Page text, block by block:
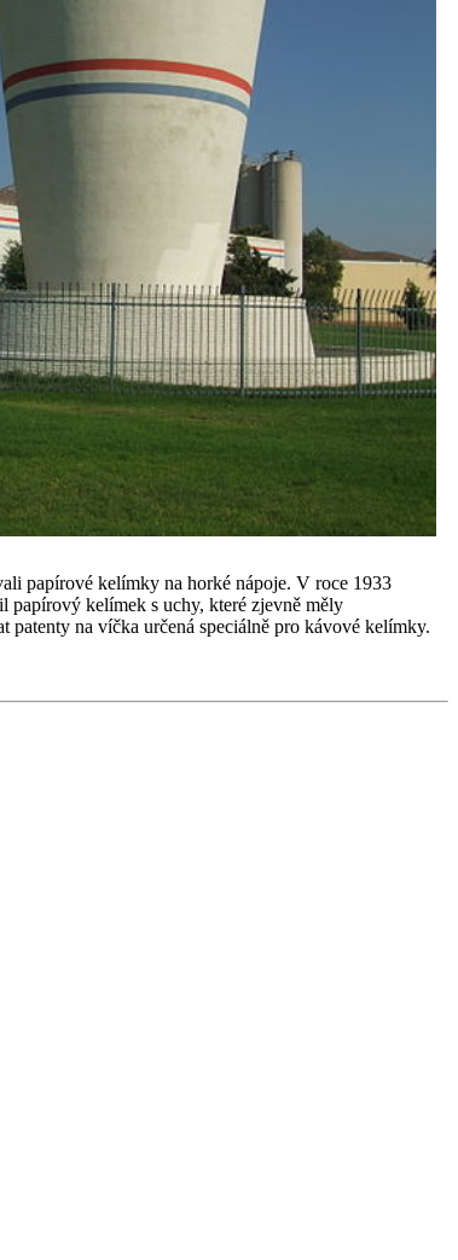
papírové kelímky na horké nápoje. V roce 1933
papírový kelímek s uchy, které zjevně měly
na víčka určená speciálně pro kávové kelímky.